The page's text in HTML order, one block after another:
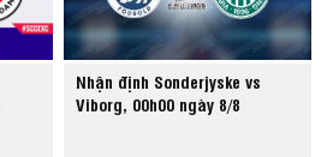
Nhận định Sonderjyske vs
Viborg, 00h00 ngày 8/8